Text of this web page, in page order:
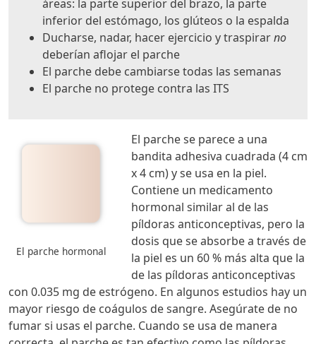
áreas: la parte superior del brazo, la parte
inferior del estómago, los glúteos o la espalda
Ducharse, nadar, hacer ejercicio y traspirarno
deberían aflojar el parche
El parche debe cambiarse todas las semanas
El parche no protege contra las ITS
El parche hormonal
El parche se parece a una
bandita adhesiva cuadrada (4 cm
x 4 cm) y se usa en la piel.
Contiene un medicamento
hormonal similar al de las
píldoras anticonceptivas, pero la
dosis que se absorbe a través de
la piel es un 60 % más alta que la
de las píldoras anticonceptivas
con 0.035 mg de estrógeno. En algunos estudios hay un
mayor riesgo de coágulos de sangre. Asegúrate de no
fumar si usas el parche. Cuando se usa de manera